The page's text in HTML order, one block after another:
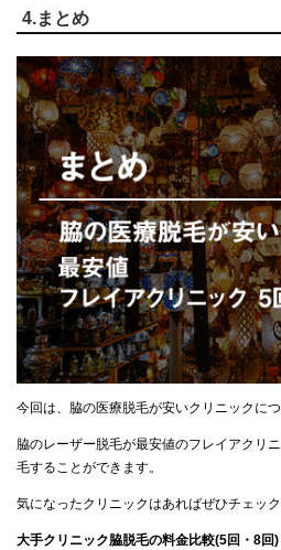
4.まとめ
今回は、脇の医療脱毛が安いクリニックに
脇のレーザー脱毛が最安値のフレイアクリ
毛することができます。
気になったクリニックはあればぜひチェック
大手クリニック脇脱毛の料金比較(5回・8回)